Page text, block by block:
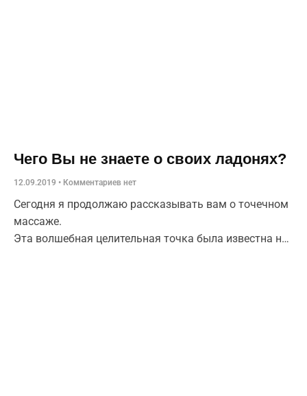
Чего Вы не знаете о своих ладонях?
12.09.2019 Комментариев нет
Сегодня я продолжаю рассказывать вам о точечном
массаже.
Эта волшебная целительная точка была известна на